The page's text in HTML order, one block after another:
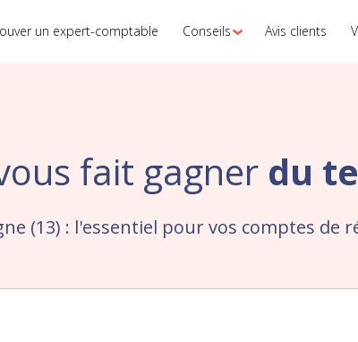
un expert-comptable Conseils Avis clients
fait gagner du
(13) : l'essentiel pour vos comptes de